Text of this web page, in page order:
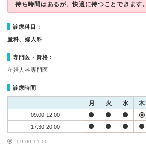
待ち時間はあるが、快適に待つことできます。
診療科目：
産科、婦人科
専門医・資格：
産婦人科専門医
診療時間
月 火 水 木
09:00-12:00
17:30-20:00
09:00-11:00